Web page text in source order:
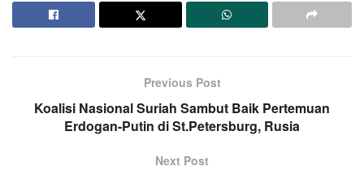
Previous Post
Koalisi Nasional Suriah Sambut Baik Pertemuan
Erdogan-Putin di St.Petersburg, Rusia
Next Post